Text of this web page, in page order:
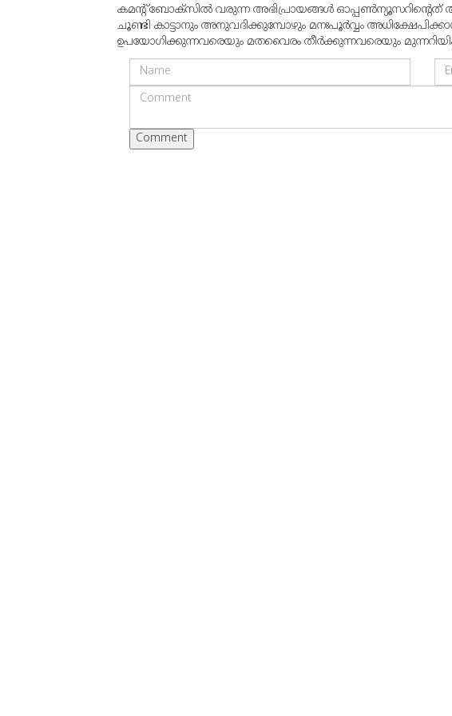
കമന്റ് ബോക്‌സില്‍ വരുന്ന അഭിപ്രായങ്ങള്‍ ഓപ്പൺന്യൂസറിന്റെത്
ചൂണ്ടി കാട്ടാനും അനുവദിക്കുമ്പോഴും മനഃപൂര്‍വ്വം
ഉപയോഗിക്കുന്നവരെയും മതവൈരം തീര്‍ക്കുന്നവരെയും